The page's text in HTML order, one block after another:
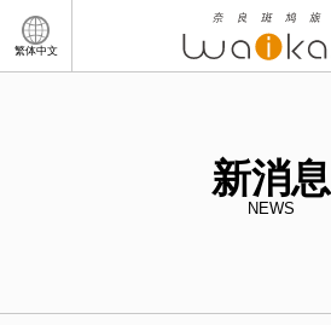
繁体中文
新消息
NEWS